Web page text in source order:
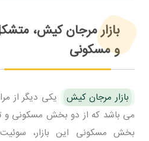
بازار مرجان کیش،
و مسکونی
بازار مرجان کیش
یکی دیگر از
می باشد که از دو بخش مسکونی
بخش مسکونی این بازار،